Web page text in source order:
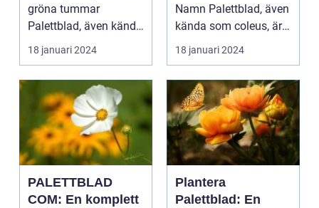
gröna tummar
Palettblad, även känd
som krukpelargon ...
18 januari 2024
Namn Palettblad, även
kända som coleus, är
en färgglad och
populär ...
18 januari 2024
PALETTBLAD
COM: En komplett
Plantera
Palettblad: En